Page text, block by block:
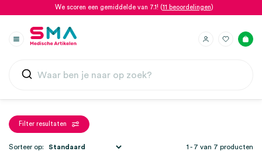
We scoren een gemiddelde van 7.1! (11 beoordelingen)
Filter resultaten
1 - 7 van 7 producten
Sorteer op: